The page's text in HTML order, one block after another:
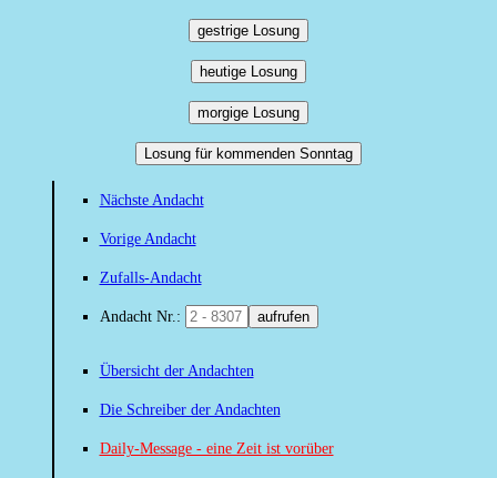
gestrige Losung
heutige Losung
morgige Losung
Losung für kommenden Sonntag
Nächste Andacht
Vorige Andacht
Zufalls-Andacht
Andacht Nr.: aufrufen
Übersicht der Andachten
Die Schreiber der Andachten
Daily-Message - eine Zeit ist vorüber